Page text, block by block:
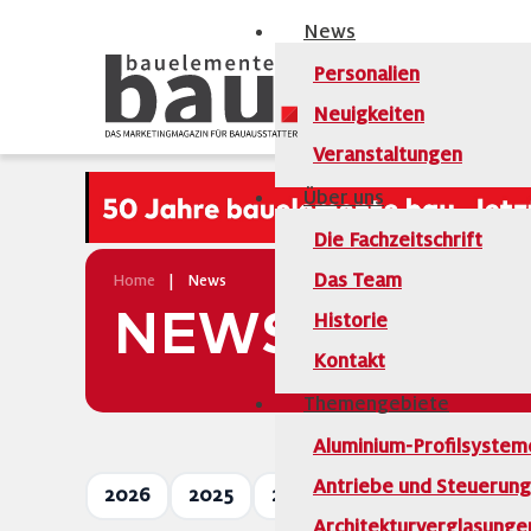
News
Personalien
Neuigkeiten
Veranstaltungen
Über uns
Die Fachzeitschrift
Das Team
Historie
Kontakt
Themengebiete
Aluminium-
Antriebe und
Home News
NEWS
2026 2025 2024 2023 2022